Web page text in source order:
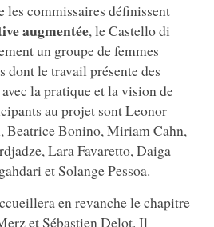
les commissaires définissent
augmentée, le Castello di
un groupe de femmes
dont le travail présente des
la pratique et la vision de
au projet sont Leonor
Beatrice Bonino, Miriam Cahn,
Lara Favaretto, Daiga
et Solange Pessoa.
en revanche le chapitre
et Sébastien Delot. Il